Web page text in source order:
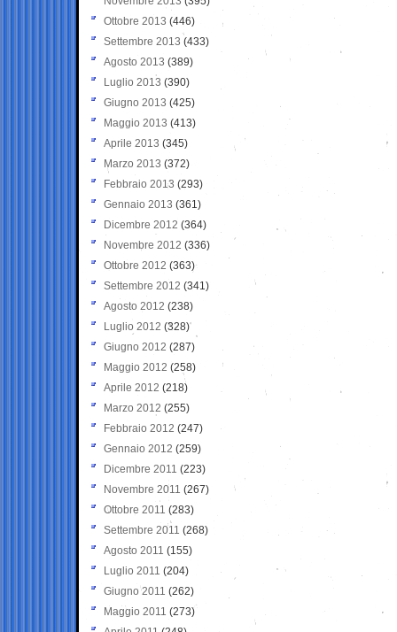
Ottobre 2013 (446)
Settembre 2013 (433)
Agosto 2013 (389)
Luglio 2013 (390)
Giugno 2013 (425)
Maggio 2013 (413)
Aprile 2013 (345)
Marzo 2013 (372)
Febbraio 2013 (293)
Gennaio 2013 (361)
Dicembre 2012 (364)
Novembre 2012 (336)
Ottobre 2012 (363)
Settembre 2012 (341)
Agosto 2012 (238)
Luglio 2012 (328)
Giugno 2012 (287)
Maggio 2012 (258)
Aprile 2012 (218)
Marzo 2012 (255)
Febbraio 2012 (247)
Gennaio 2012 (259)
Dicembre 2011 (223)
Novembre 2011 (267)
Ottobre 2011 (283)
Settembre 2011 (268)
Agosto 2011 (155)
Luglio 2011 (204)
Giugno 2011 (262)
Maggio 2011 (273)